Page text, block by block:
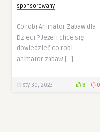
sponsorowany
Co robi Animator Zabaw dla
Dzieci ? Jeżeli chce się
dowiedzieć co robi
animator zabaw […]
sty 30, 2023 8 0